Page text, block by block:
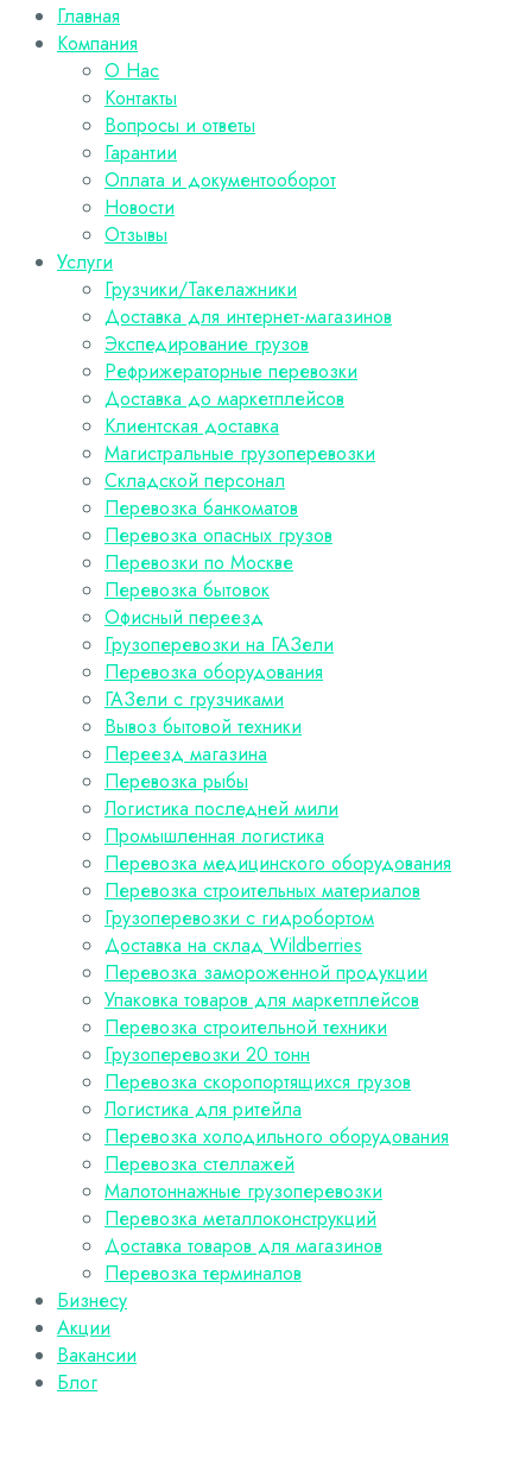
Главная
Компания
О Нас
Контакты
Вопросы и ответы
Гарантии
Оплата и документооборот
Новости
Отзывы
Услуги
Грузчики/Такелажники
Доставка для интернет-магазинов
Экспедирование грузов
Рефрижераторные перевозки
Доставка до маркетплейсов
Клиентская доставка
Магистральные грузоперевозки
Складской персонал
Перевозка банкоматов
Перевозка опасных грузов
Перевозки по Москве
Перевозка бытовок
Офисный переезд
Грузоперевозки на ГАЗели
Перевозка оборудования
ГАЗели с грузчиками
Вывоз бытовой техники
Переезд магазина
Перевозка рыбы
Логистика последней мили
Промышленная логистика
Перевозка медицинского оборудования
Перевозка строительных материалов
Грузоперевозки с гидробортом
Доставка на склад Wildberries
Перевозка замороженной продукции
Упаковка товаров для маркетплейсов
Перевозка строительной техники
Грузоперевозки 20 тонн
Перевозка скоропортящихся грузов
Логистика для ритейла
Перевозка холодильного оборудования
Перевозка стеллажей
Малотоннажные грузоперевозки
Перевозка металлоконструкций
Доставка товаров для магазинов
Перевозка терминалов
Бизнесу
Акции
Вакансии
Блог